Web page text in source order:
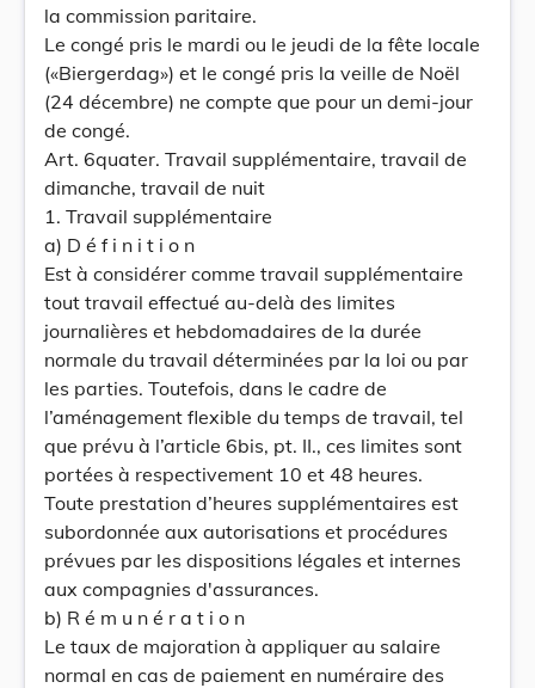
la commission paritaire.
Le congé pris le mardi ou le jeudi de la fête locale
(«Biergerdag») et le congé pris la veille de Noël
(24 décembre) ne compte que pour un demi-jour
de congé.
Art. 6quater. Travail supplémentaire, travail de
dimanche, travail de nuit
1. Travail supplémentaire
a) D é f i n i t i o n
Est à considérer comme travail supplémentaire
tout travail effectué au-delà des limites
journalières et hebdomadaires de la durée
normale du travail déterminées par la loi ou par
les parties. Toutefois, dans le cadre de
l’aménagement flexible du temps de travail, tel
que prévu à l’article 6bis, pt. II., ces limites sont
portées à respectivement 10 et 48 heures.
Toute prestation d’heures supplémentaires est
subordonnée aux autorisations et procédures
prévues par les dispositions légales et internes
aux compagnies d'assurances.
b) R é m u n é r a t i o n
Le taux de majoration à appliquer au salaire
normal en cas de paiement en numéraire des